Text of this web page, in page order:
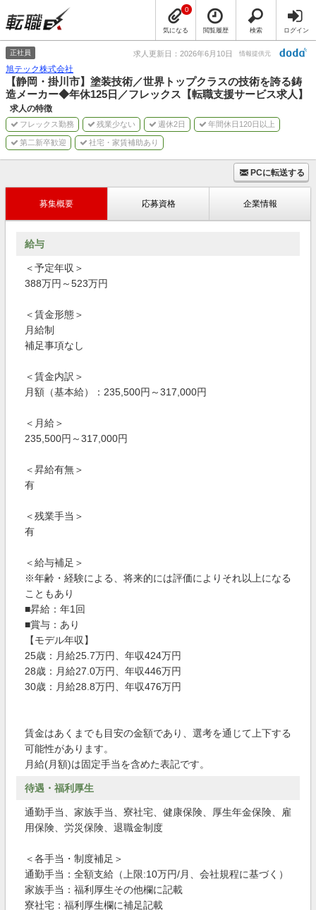
気になる
0
閲覧履歴 検索 ログイン
正社員 求人更新日：2026年6月10日 情報提供元
旭テック株式会社
【静岡・掛川市】塗装技術／世界トップクラスの技術を誇る鋳
造メーカー◆年休125日／フレックス【転職支援サービス求人】
求人の特徴
フレックス勤務 残業少ない 週休2日 年間休日120日以上
第二新卒歓迎 社宅・家賃補助あり
PCに転送する
募集概要 応募資格 企業情報
給与
＜予定年収＞
388万円～523万円
＜賃金形態＞
月給制
補足事項なし
＜賃金内訳＞
月額（基本給）：235,500円～317,000円
＜月給＞
235,500円～317,000円
＜昇給有無＞
有
＜残業手当＞
有
＜給与補足＞
※年齢・経験による、将来的には評価によりそれ以上になる
こともあり
■昇給：年1回
■賞与：あり
【モデル年収】
25歳：月給25.7万円、年収424万円
28歳：月給27.0万円、年収446万円
30歳：月給28.8万円、年収476万円
賃金はあくまでも目安の金額であり、選考を通じて上下する
可能性があります。
月給(月額)は固定手当を含めた表記です。
待遇・福利厚生
通勤手当、家族手当、寮社宅、健康保険、厚生年金保険、雇
用保険、労災保険、退職金制度
＜各手当・制度補足＞
通勤手当：全額支給（上限:10万円/月、会社規程に基づく）
家族手当：福利厚生その他欄に記載
寮社宅：福利厚生欄に補足記載